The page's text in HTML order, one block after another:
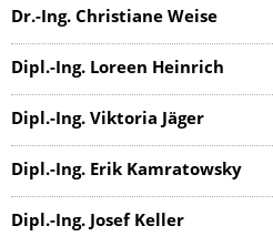
Dr.-Ing. Christiane Weise
Dipl.-Ing. Loreen Heinrich
Dipl.-Ing. Viktoria Jäger
Dipl.-Ing. Erik Kamratowsky
Dipl.-Ing. Josef Keller